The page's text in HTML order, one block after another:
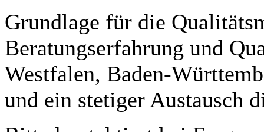
Grundlage für die
Beratungserfahrung und
Westfalen, Baden-
und ein stetiger Austausch